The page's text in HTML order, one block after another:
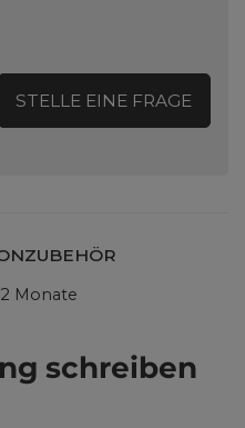
STELLE EINE FRAGE
Monate
schreiben